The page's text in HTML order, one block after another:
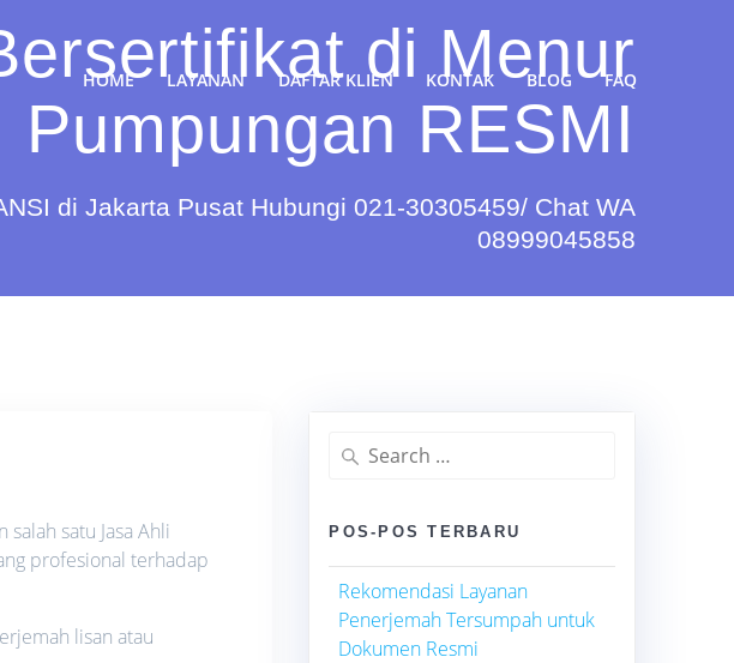
HOME LAYANAN DAFTAR KLIEN KONTAK BLOG FAQ
di Menur
Pumpungan RESMI
di Jakarta Pusat Hubungi 021-30305459/ Chat WA
08999045858
satu Jasa Ahli
profesional terhadap
lisan atau
Search
for:
POS-POS TERBARU
Rekomendasi Layanan
Penerjemah Tersumpah untuk
Dokumen Resmi